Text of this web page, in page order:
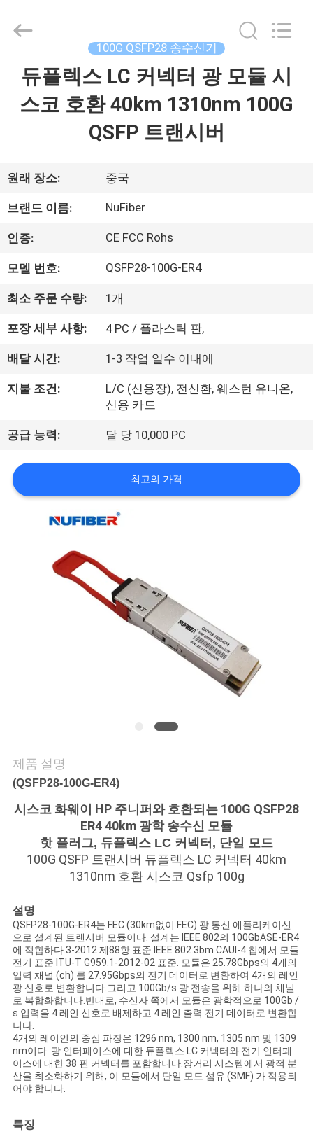
우
리
에
공
여
행
요
뉴
용
문
을
요
구
하
세
요
2026
Shenzhen
Co.,Ltd.
Reserved.
Developed
100G QSFP28 송수신기
듀플렉스 LC 커넥터 광 모듈 시
스코 호환 40km 1310nm 100G
QSFP 트랜시버
원래 장소: 중국
브랜드 이름: NuFiber
인증: CE FCC Rohs
모델 번호: QSFP28-100G-ER4
최소 주문 수량: 1개
포장 세부 사항: 4 PC / 플라스틱 판,
배달 시간: 1-3 작업 일수 이내에
지불 조건:
L/C (신용장), 전신환, 웨스턴 유니온,
신용 카드
공급 능력: 달 당 10,000 PC
최고의 가격
제품 설명
(QSFP28-100G-ER4)
시스코 화웨이 HP 주니퍼와 호환되는 100G QSFP28
ER4 40km 광학 송수신 모듈
핫 플러그, 듀플렉스 LC 커넥터, 단일 모드
100G QSFP 트랜시버 듀플렉스 LC 커넥터 40km
1310nm 호환 시스코 Qsfp 100g
설명
QSFP28-100G-ER4는 FEC (30km없이 FEC) 광 통신 애플리케이션
으로 설계된 트랜시버 모듈이다. 설계는 IEEE 802의 100GbASE-ER4
에 적합하다.3-2012 제88항 표준 IEEE 802.3bm CAUI-4 칩에서 모듈
전기 표준 ITU-T G959.1-2012-02 표준. 모듈은 25.78Gbps의 4개의
입력 채널 (ch) 를 27.95Gbps의 전기 데이터로 변환하여 4개의 레인
광 신호로 변환합니다.그리고 100Gb/s 광 전송을 위해 하나의 채널
로 복합화합니다.반대로, 수신자 쪽에서 모듈은 광학적으로 100Gb /
s 입력을 4 레인 신호로 배제하고 4 레인 출력 전기 데이터로 변환합
니다.
4개의 레이인의 중심 파장은 1296 nm, 1300 nm, 1305 nm 및 1309
nm이다. 광 인터페이스에 대한 듀플렉스 LC 커넥터와 전기 인터페
이스에 대한 38 핀 커넥터를 포함합니다.장거리 시스템에서 광적 분
산을 최소화하기 위해, 이 모듈에서 단일 모드 섬유 (SMF) 가 적용되
어야 합니다.
특징